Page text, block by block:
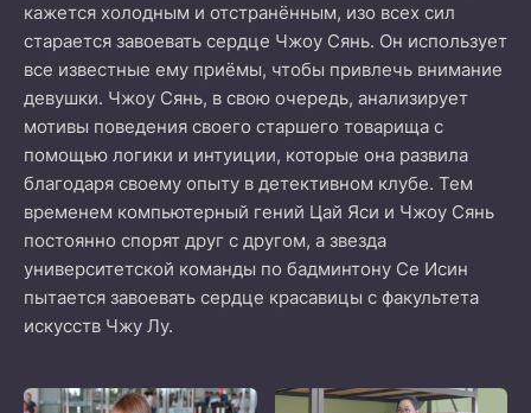
кажется холодным и отстранённым, изо всех сил
старается завоевать сердце Чжоу Сянь. Он использует
все известные ему приёмы, чтобы привлечь внимание
девушки. Чжоу Сянь, в свою очередь, анализирует
мотивы поведения своего старшего товарища с
помощью логики и интуиции, которые она развила
благодаря своему опыту в детективном клубе. Тем
временем компьютерный гений Цай Яси и Чжоу Сянь
постоянно спорят друг с другом, а звезда
университетской команды по бадминтону Се Исин
пытается завоевать сердце красавицы с факультета
искусств Чжу Лу.